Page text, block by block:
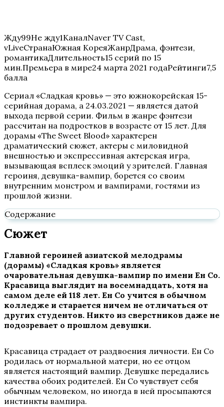
Жду99Не жду1КаналNaver TV Cast,
vLiveСтранаЮжная КореяЖанрДрама, фэнтези,
романтикаДлительность15 серий по 15
мин.Премьера в мире24 марта 2021 годаРейтинги7,5
балла
Сериал «Сладкая кровь» — это южнокорейская 15-
серийная дорама, а 24.03.2021 — является датой
выхода первой серии. Фильм в жанре фэнтези
рассчитан на подростков в возрасте от 15 лет. Для
дорамы «The Sweet Blood» характерен
драматический сюжет, актеры с миловидной
внешностью и экспрессивная актерская игра,
вызывающая всплеск эмоций у зрителей. Главная
героиня, девушка-вампир, борется со своим
внутренним монстром и вампирами, гостями из
прошлой жизни.
Содержание
Сюжет
Главной героиней азиатской мелодрамы
(дорамы) «Сладкая кровь» является
очаровательная девушка-вампир по имени Ен Со.
Красавица выглядит на восемнадцать, хотя на
самом деле ей 118 лет. Ен Со учится в обычном
колледже и старается ничем не отличаться от
других студентов. Никто из сверстников даже не
подозревает о прошлом девушки.
Красавица страдает от раздвоения личности. Ен Со
родилась от нормальной матери, но ее отцом
является настоящий вампир. Девушке передались
качества обоих родителей. Ен Со чувствует себя
обычным человеком, но иногда в ней просыпаются
инстинкты вампира.